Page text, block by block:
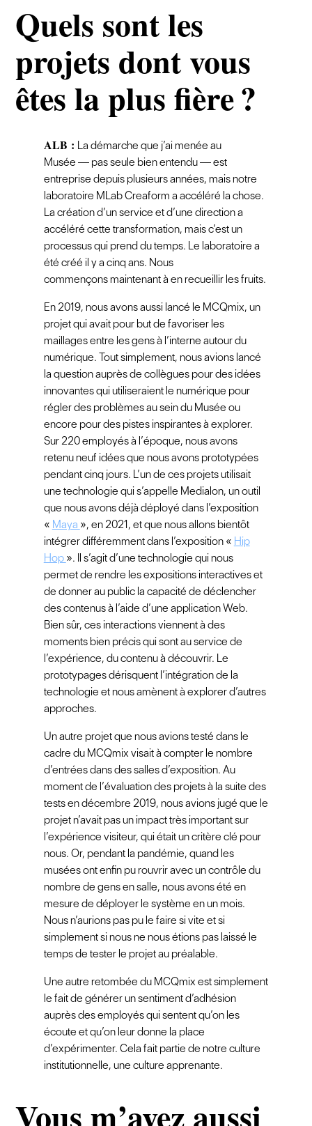
Quels sont les
projets dont vous
êtes la plus fière ?
ALB : La démarche que j’ai menée au
Musée — pas seule bien entendu — est
entreprise depuis plusieurs années, mais notre
laboratoire MLab Creaform a accéléré la chose.
La création d’un service et d’une direction a
accéléré cette transformation, mais c’est un
processus qui prend du temps. Le laboratoire a
été créé il y a cinq ans. Nous
commençons maintenant à en recueillir les fruits.
En 2019, nous avons aussi lancé le MCQmix, un
projet qui avait pour but de favoriser les
maillages entre les gens à l’interne autour du
numérique. Tout simplement, nous avions lancé
la question auprès de collègues pour des idées
innovantes qui utiliseraient le numérique pour
régler des problèmes au sein du Musée ou
encore pour des pistes inspirantes à explorer.
Sur 220 employés à l’époque, nous avons
retenu neuf idées que nous avons prototypées
pendant cinq jours. L’un de ces projets utilisait
une technologie qui s’appelle Medialon, un outil
que nous avons déjà déployé dans l’exposition
« Maya », en 2021, et que nous allons bientôt
intégrer différemment dans l’exposition « Hip
Hop ». Il s’agit d’une technologie qui nous
permet de rendre les expositions interactives et
de donner au public la capacité de déclencher
des contenus à l’aide d’une application Web.
Bien sûr, ces interactions viennent à des
moments bien précis qui sont au service de
l’expérience, du contenu à découvrir. Le
prototypages dérisquent l’intégration de la
technologie et nous amènent à explorer d’autres
approches.
Un autre projet que nous avions testé dans le
cadre du MCQmix visait à compter le nombre
d’entrées dans des salles d’exposition. Au
moment de l’évaluation des projets à la suite des
tests en décembre 2019, nous avions jugé que le
projet n’avait pas un impact très important sur
l’expérience visiteur, qui était un critère clé pour
nous. Or, pendant la pandémie, quand les
musées ont enfin pu rouvrir avec un contrôle du
nombre de gens en salle, nous avons été en
mesure de déployer le système en un mois.
Nous n’aurions pas pu le faire si vite et si
simplement si nous ne nous étions pas laissé le
temps de tester le projet au préalable.
Une autre retombée du MCQmix est simplement
le fait de générer un sentiment d’adhésion
auprès des employés qui sentent qu’on les
écoute et qu’on leur donne la place
d’expérimenter. Cela fait partie de notre culture
institutionnelle, une culture apprenante.